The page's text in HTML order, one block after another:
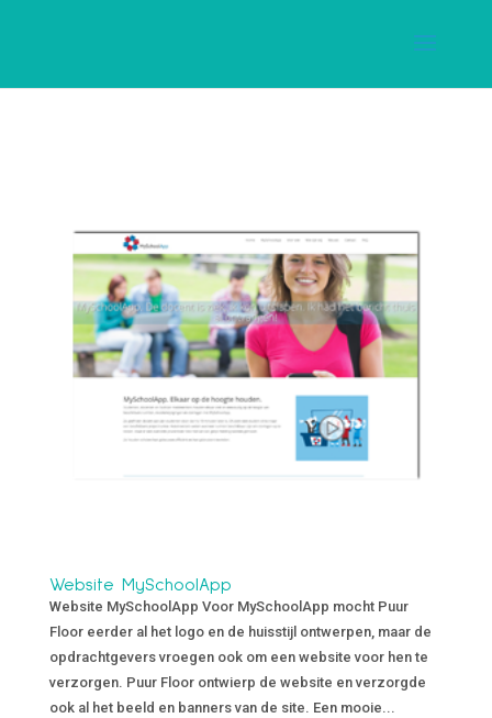
Website MySchoolApp
Website MySchoolApp Voor MySchoolApp mocht Puur
Floor eerder al het logo en de huisstijl ontwerpen, maar de
opdrachtgevers vroegen ook om een website voor hen te
verzorgen. Puur Floor ontwierp de website en verzorgde
ook al het beeld en banners van de site. Een mooie...